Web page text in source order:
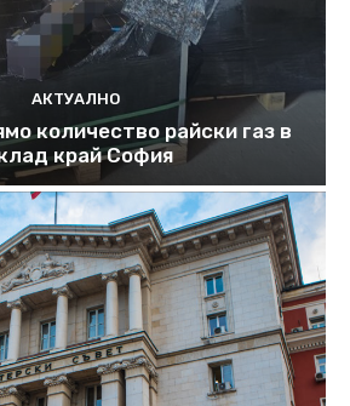
АКТУАЛНО
количество райски газ в
край София